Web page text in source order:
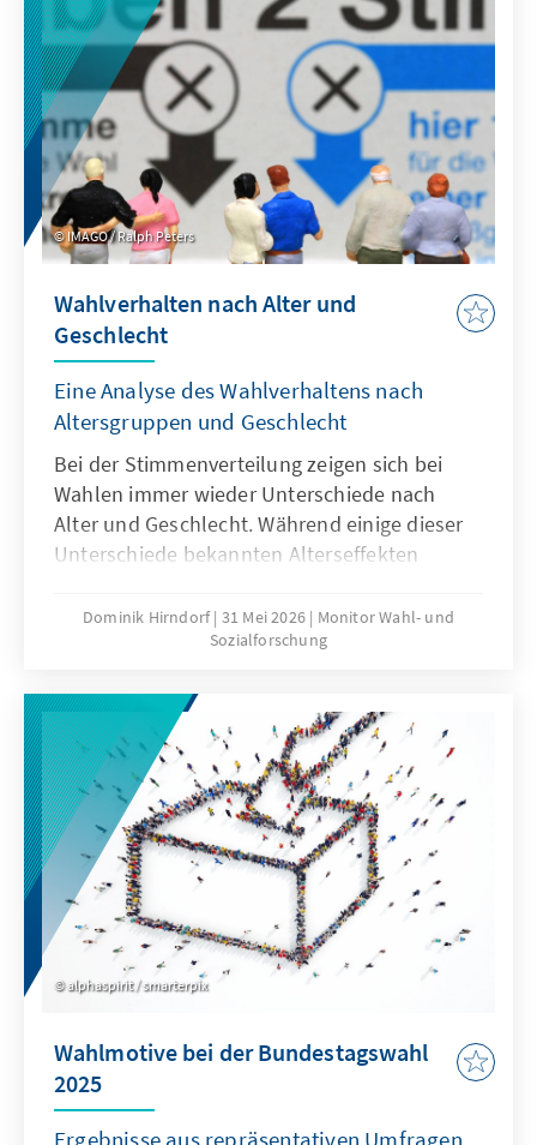
IMAGO / Ralph Peters
Wahlverhalten nach Alter und
Geschlecht
Eine Analyse des Wahlverhaltens nach
Altersgruppen und Geschlecht
Bei der Stimmenverteilung zeigen sich bei
Wahlen immer wieder Unterschiede nach
Alter und Geschlecht. Während einige dieser
Unterschiede bekannten Alterseffekten
2025 auch neue Phänomene. Die hohen
Zustimmungswerte zu Parteien am Rand des
inwiefern sich diese Differenzen auch bei
politischen Einstellungen zeigen und welche
Themen für junge Menschen entscheidend
sind. Diese Studie gibt mithilfe repräsentativer
Daten Aufschluss über aktuelle
Entwicklungen im Wahlverhalten junger
Menschen.
Dominik Hirndorf 31 Mei 2026
Monitor Wahl- und
Sozialforschung
alphaspirit / smarterpix
Wahlmotive bei der Bundestagswahl
2025
Ergebnisse aus repräsentativen Umfragen